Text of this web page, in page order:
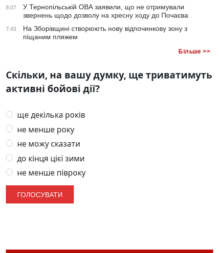
8:07
У Тернопільській ОВА заявили, що не отримували
звернень щодо дозволу на хресну ходу до Почаєва
7:43
На Зборівщині створюють нову відпочинкову зону з
піщаним пляжем
Більше >>
Скільки, на вашу думку, ще триватимуть
активні бойові дії?
ще декілька років
не менше року
не можу сказати
до кінця цієї зими
не менше півроку